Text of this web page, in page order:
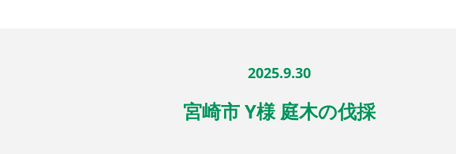
2025.9.30
宮崎市 Y様 庭木の伐採